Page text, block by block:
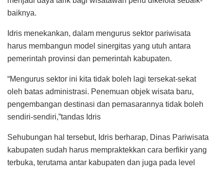
baiknya.
Idris menekankan, dalam mengurus sektor pariwisata
harus membangun model sinergitas yang utuh antara
pemerintah provinsi dan pemerintah kabupaten.
“Mengurus sektor ini kita tidak boleh lagi tersekat-sekat
oleh batas administrasi. Penemuan objek wisata baru,
pengembangan destinasi dan pemasarannya tidak boleh
sendiri-sendiri,”tandas Idris
Sehubungan hal tersebut, Idris berharap, Dinas Pariwisata
kabupaten sudah harus mempraktekkan cara berfikir yang
terbuka, terutama antar kabupaten dan juga pada level